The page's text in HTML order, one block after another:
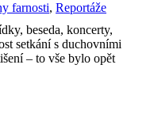
farnosti, Reportáže
beseda, koncerty,
setkání s duchovními
– to vše bylo opět